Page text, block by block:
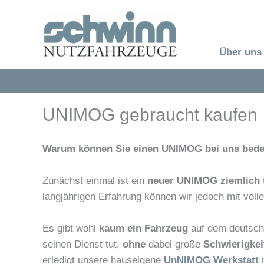
Über uns
UNIMOG gebraucht kaufen
Warum können Sie einen UNIMOG bei uns
Zunächst einmal ist ein neuer UNIMOG ziemlich
langjährigen Erfahrung können wir jedoch mit
Es gibt wohl kaum ein Fahrzeug auf dem
seinen Dienst tut, ohne dabei große
erledigt unsere hauseigene UnNIMOG Werkstatt